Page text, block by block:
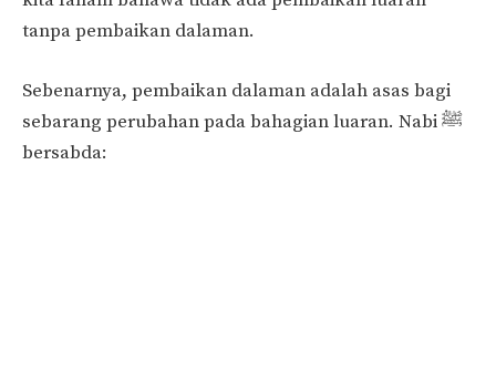
tanpa pembaikan dalaman.
Sebenarnya, pembaikan dalaman adalah asas bagi
sebarang perubahan pada bahagian luaran. Nabi ﷺ
bersabda: